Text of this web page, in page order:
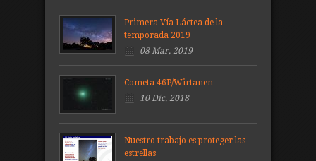
Primera Vía Láctea de la
temporada 2019
08 Mar, 2019
Cometa 46P/Wirtanen
10 Dic, 2018
Nuestro trabajo es proteger las
estrellas